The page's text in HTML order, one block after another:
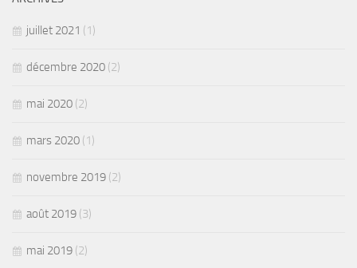
juillet 2021 (1)
décembre 2020 (2)
mai 2020 (2)
mars 2020 (1)
novembre 2019 (2)
août 2019 (3)
mai 2019 (2)